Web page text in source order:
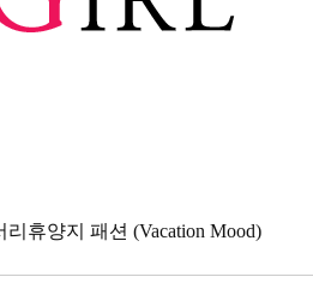
휴양지 패션 (Vacation Mood)